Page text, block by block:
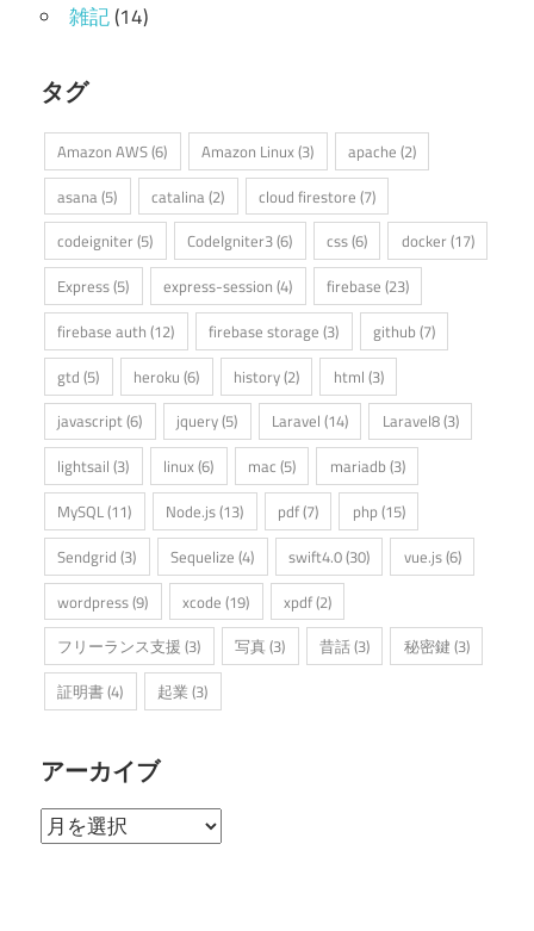
雑記(14)
タグ
Amazon AWS(6) Amazon Linux(3) apache (2)
asana (5) catalina (2) cloud firestore (7)
codeigniter (5) CodeIgniter3(6) css(6) docker (17)
Express(5) express-session (4) firebase (23)
firebase auth (12) firebase storage (3) github (7)
gtd (5) heroku (6) history(2) html (3)
javascript(6) jquery(5) Laravel (14) Laravel8(3)
lightsail (3) linux(6) mac (5) mariadb (3)
MySQL(11) Node.js(13) pdf(7) php(15)
Sendgrid (3) Sequelize (4) swift4.0(30) vue.js(6)
wordpress(9) xcode (19) xpdf(2)
フリーランス支援 (3) 写真(3) 昔話(3) 秘密鍵 (3)
証明書(4) 起業 (3)
アーカイブ
ア